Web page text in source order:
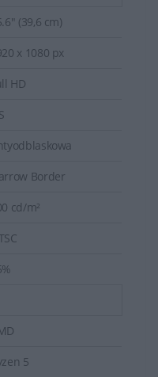
(39,6 cm)
x 1080 px
HD
Border
cd/m²
5